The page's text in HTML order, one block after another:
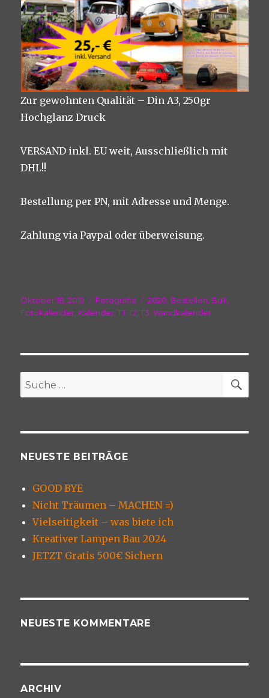
Zur gewohnten Qualität – Din A3, 250gr
Hochglanz Druck
VERSAND inkl. EU weit, Ausschließlich mit
DHL!!
Bestellung per PN, mit Adresse und Menge.
Zahlung via Paypal oder überweisung.
Veröffentlicht
am
Oktober 18, 2019 Kategorien
Fotografie Schlagwörter
2020 Bestellen Bulli
Fotokalender Kalender ,T1 ,T2 ,T3 ,Wandkalender
Suche
nach:
NEUESTE BEITRÄGE
GOOD BYE
Nicht Träumen – MACHEN =)
Vielseitigkeit – was biete ich
Kreativer Lampen Bau 2024
JETZT Gratis 500€ Sichern
NEUESTE KOMMENTARE
ARCHIV